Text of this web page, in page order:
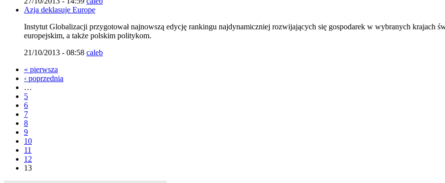
Azja deklasuje Europę
Instytut Globalizacji przygotował najnowszą edycję rankingu najdynamiczniej rozwijających się gospodarek w wybranych krajach
europejskim, a także polskim politykom.
21/10/2013 - 08:58 caleb
« pierwsza
‹ poprzednia
…
5
6
7
8
9
10
11
12
13